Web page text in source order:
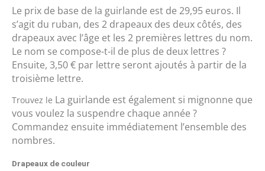
Le prix de base de la guirlande est de 29,95 euros. Il
s’agit du ruban, des 2 drapeaux des deux côtés, des
drapeaux avec l’âge et les 2 premières lettres du nom.
Le nom se compose-t-il de plus de deux lettres ?
Ensuite, 3,50 € par lettre seront ajoutés à partir de la
troisième lettre.
Trouvez le La guirlande est également si mignonne que
vous voulez la suspendre chaque année ?
Commandez ensuite immédiatement l’ensemble des
nombres.
Drapeaux de couleur